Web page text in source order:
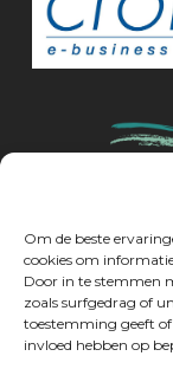
Om de beste
cookies om
Door in te stemmen
zoals surfgedrag of
toestemming geeft
invloed hebben op